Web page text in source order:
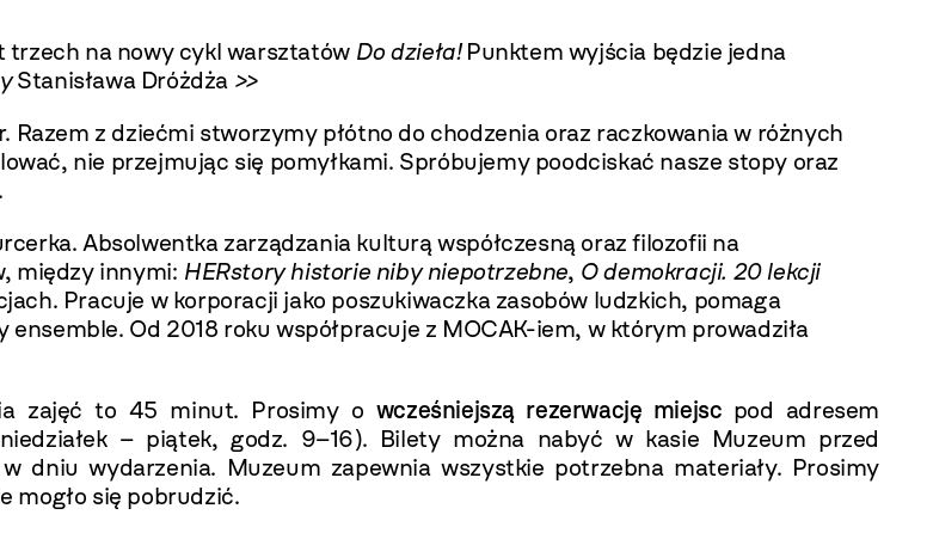
trzech na nowy cykl warsztatów Do dzieła!Punktem wyjścia będzie jedna
Stanisława Dróżdża >>
z dziećmi stworzymy płótno do chodzenia oraz raczkowania w różnych
nie przejmując się pomyłkami. Spróbujemy poodciskać nasze stopy oraz
Absolwentka zarządzania kulturą współczesną oraz filozofii na
między innymi: HERstory historie niby niepotrzebne, O demokracji. 20 lekcji
Pracuje w korporacji jako poszukiwaczka zasobów ludzkich, pomaga
Od 2018 roku współpracuje z MOCAK-iem, w którym prowadziła
zajęć to 45 minut. Prosimy o wcześniejszą rezerwację miejsc pod adresem
– piątek, godz. 9–16). Bilety można nabyć w kasie Muzeum przed
dniu wydarzenia. Muzeum zapewnia wszystkie potrzebna materiały. Prosimy
mogło się pobrudzić.